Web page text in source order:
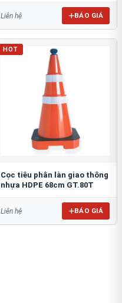
Liên hệ BÁO GIÁ
HOT
Cọc tiêu phân làn giao thông
nhựa HDPE 68cm GT.80T
Liên hệ BÁO GIÁ